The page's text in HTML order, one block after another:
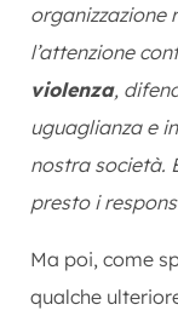
organizzazione
l’attenzione
violenza,
uguaglianza e
nostra società.
presto i
Ma poi, come
qualche